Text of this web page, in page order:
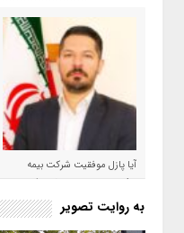
آیا پازل موفقیت شرکت بیمه
حکمت صبا در سال ۱۴۰۵ کامل می
شود؟!
به روایت تصویر